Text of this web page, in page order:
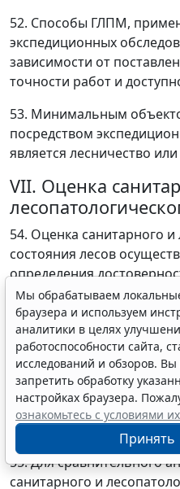
52. Способы ГЛПМ,
экспедиционных
зависимости от
точности работ и
53. Минимальным
посредством
является лесничество
VII. Оценка
54. Оценка санитарного и
состояния лесов
определения
и лесопатологического
результатов
лесов и основана на
результатов ГЛПМ и
санитарном и
насаждений, в которых
ликвидации очагов
санитарно-
55. Для сравнительного
санитарного и
Мы обрабатываем
браузера и используем
аналитики в целях
работоспособности сайта,
исследований и обзоров.
запретить обработку
настройках браузера.
ознакомьтесь с условиями
Принять